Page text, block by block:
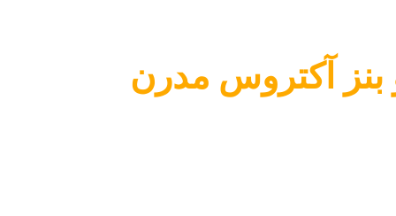
بنز آکتروس مدرن